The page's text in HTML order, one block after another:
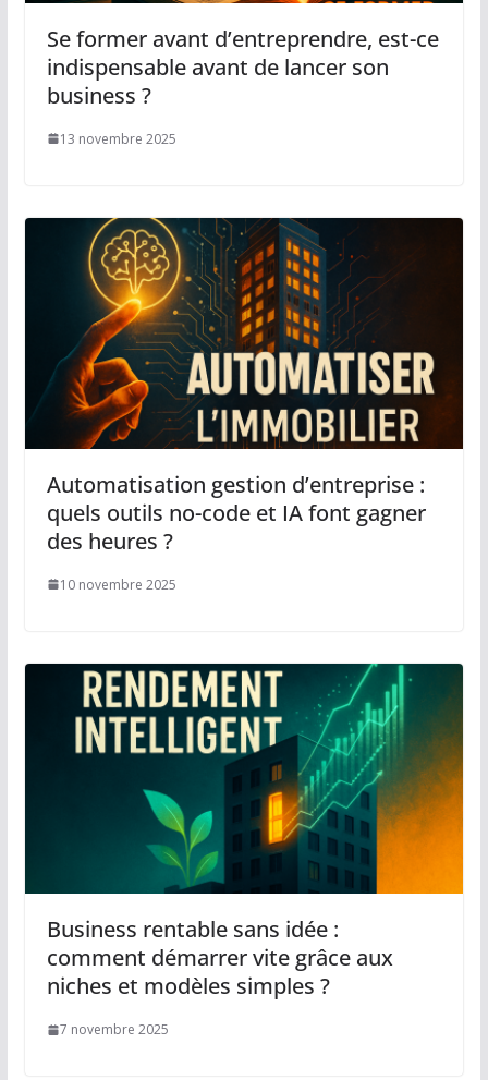
Se former avant d’entreprendre, est-ce
indispensable avant de lancer son
business ?
13 novembre 2025
Automatisation gestion d’entreprise :
quels outils no-code et IA font gagner
des heures ?
10 novembre 2025
Business rentable sans idée :
comment démarrer vite grâce aux
niches et modèles simples ?
7 novembre 2025